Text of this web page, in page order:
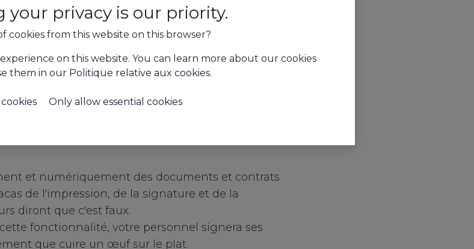
numériques
et numériquement des documents et contrats
de l'impression, de la signature et de la
diront que c'est faux.
cette fonctionnalité, votre personnel signera ses
que cuire un œuf sur le plat.
your privacy is our priority.
cookies from this website on this browser?
on this website. You can learn more about our cookies
them in our Politique relative aux cookies.
Only allow essential cookies